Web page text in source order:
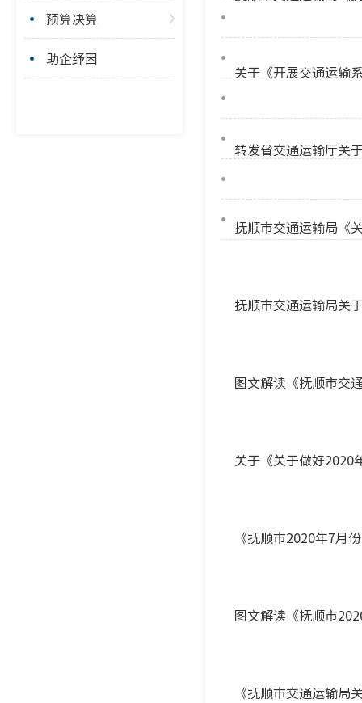
预算决算
助企纾困
关于《开展交通运输
转发省交通运输厅关
抚顺市交通运输局《
抚顺市交通运输局关
图文解读《抚顺市交
关于《关于做好2020
《抚顺市2020年7月
图文解读《抚顺市
《抚顺市交通运输局